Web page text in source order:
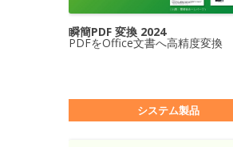
瞬簡PDF 変換 2024
PDFをOffice文書へ高精度変換
システム製品